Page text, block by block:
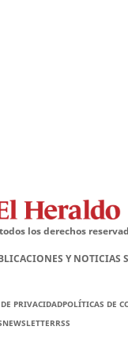
los derechos
Y NOTICIAS
PRIVACIDADPOLÍTICAS DE
NEWSLETTERRSS